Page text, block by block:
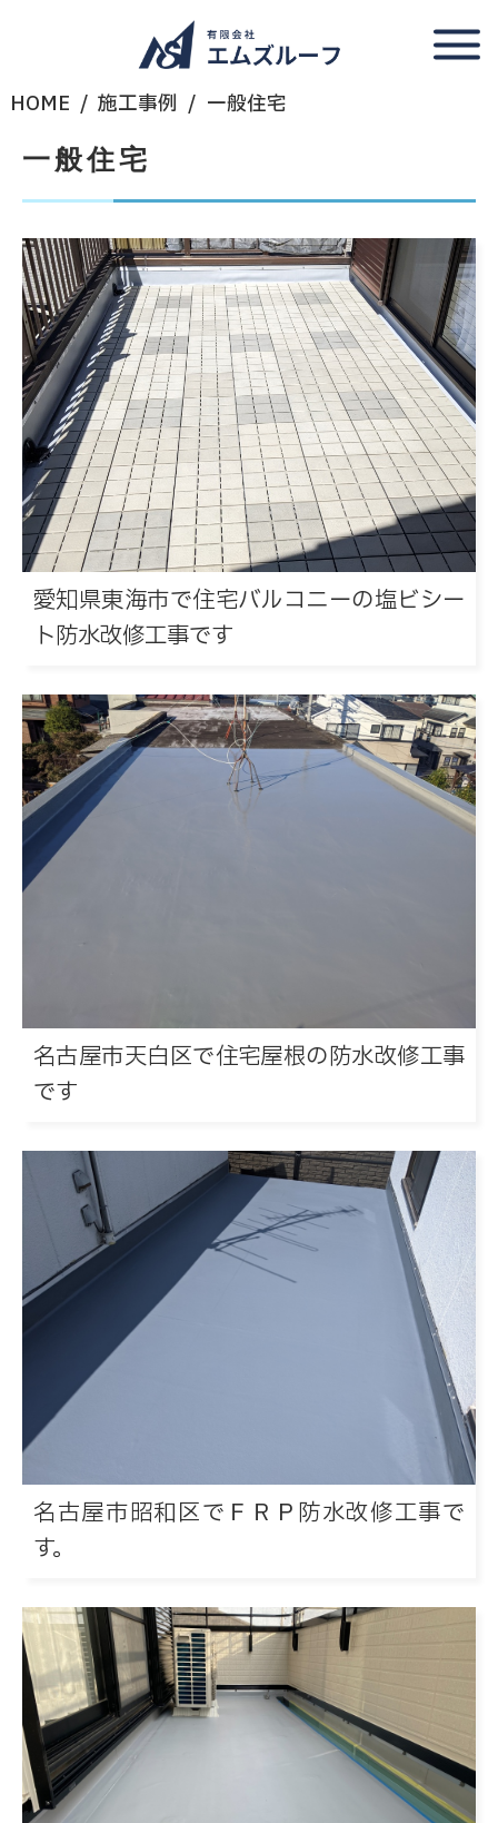
HOME 施工事例
一般住宅
一般住宅
愛知県東海市で住宅バルコニーの塩ビシー
ト防水改修工事です
名古屋市天白区で住宅屋根の防水改修工事
です
名古屋市昭和区でＦＲＰ防水改修工事で
す。